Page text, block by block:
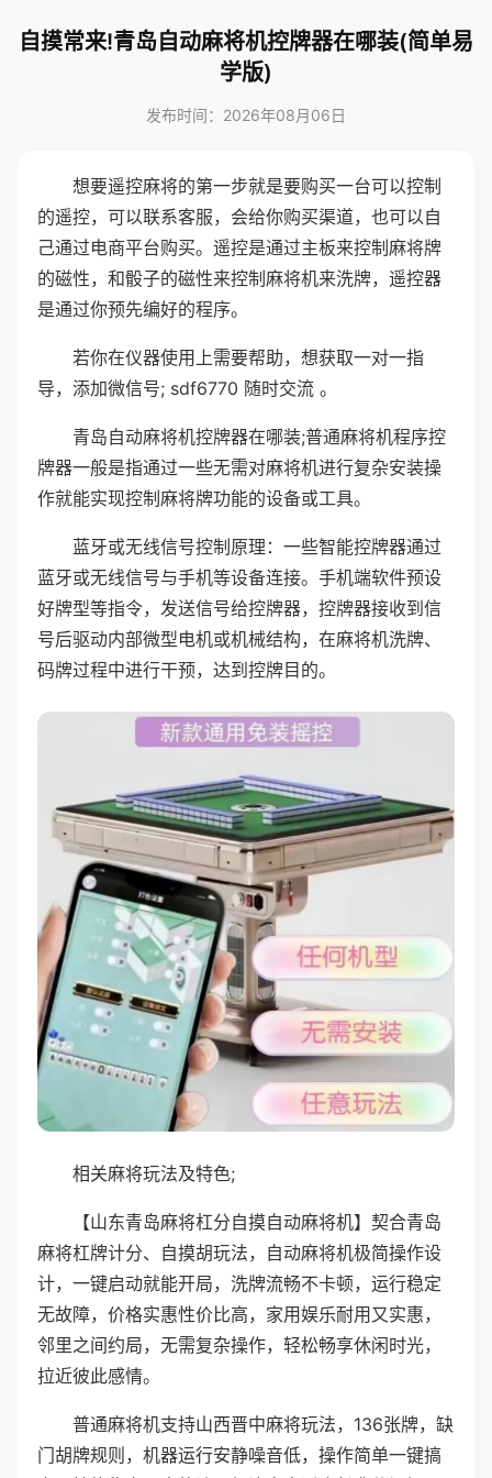
自摸常来!青岛自动麻将机控牌器在哪装(简单易
学版)
发布时间：2026年08月06日
想要遥控麻将的第一步就是要购买一台可以控制
的遥控，可以联系客服，会给你购买渠道，也可以自
己通过电商平台购买。遥控是通过主板来控制麻将牌
的磁性，和骰子的磁性来控制麻将机来洗牌，遥控器
是通过你预先编好的程序。
若你在仪器使用上需要帮助，想获取一对一指
导，添加微信号; sdf6770 随时交流 。
青岛自动麻将机控牌器在哪装;普通麻将机程序控
牌器一般是指通过一些无需对麻将机进行复杂安装操
作就能实现控制麻将牌功能的设备或工具。
蓝牙或无线信号控制原理：一些智能控牌器通过
蓝牙或无线信号与手机等设备连接。手机端软件预设
好牌型等指令，发送信号给控牌器，控牌器接收到信
号后驱动内部微型电机或机械结构，在麻将机洗牌、
码牌过程中进行干预，达到控牌目的。
相关麻将玩法及特色;
【山东青岛麻将杠分自摸自动麻将机】契合青岛
麻将杠牌计分、自摸胡玩法，自动麻将机极简操作设
计，一键启动就能开局，洗牌流畅不卡顿，运行稳定
无故障，价格实惠性价比高，家用娱乐耐用又实惠，
邻里之间约局，无需复杂操作，轻松畅享休闲时光，
拉近彼此感情。
普通麻将机支持山西晋中麻将玩法，136张牌，缺
门胡牌规则，机器运行安静噪音低，操作简单一键搞